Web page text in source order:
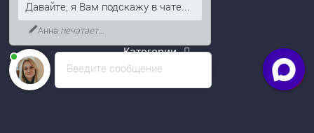
Информация
Категории
Введите сообщение
Давайте, я Вам подскажу в чате...
Анна печатает...